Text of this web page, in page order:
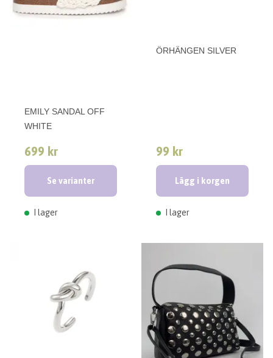
EMILY SANDAL OFF
WHITE
699 kr
Se varianter
I lager
ÖRHÄNGEN SILVER
99 kr
Lägg i korgen
I lager